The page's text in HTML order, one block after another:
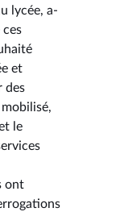
lycée, a-
et
des
le
ont